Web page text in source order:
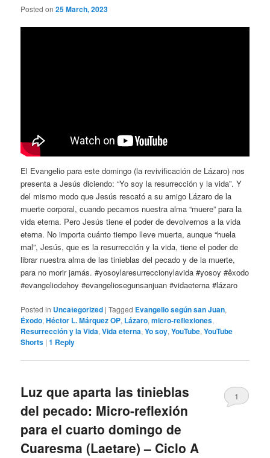
Posted on25 March, 2023
El Evangelio para este domingo (la revivificación de Lázaro) nos
presenta a Jesús diciendo: “Yo soy la resurrección y la vida”. Y
del mismo modo que Jesús rescató a su amigo Lázaro de la
muerte corporal, cuando pecamos nuestra alma “muere” para la
vida eterna. Pero Jesús tiene el poder de devolvernos a la vida
eterna. No importa cuánto tiempo lleve muerta, aunque “huela
mal”, Jesús, que es la resurrección y la vida, tiene el poder de
librar nuestra alma de las tinieblas del pecado y de la muerte,
para no morir jamás. #yosoylaresurreccionylavida #yosoy #êxodo
#evangeliodehoy #evangeliosegunsanjuan #vidaeterna #lázaro
Posted in Uncategorized |Tagged Evangelio según san Juan,
Éxodo,Héctor L. Márquez OP, Lázaro,micro-reflexiones,
Resurrección y la Vida,Vida eterna,Yo soy,YouTube,YouTube
Shorts |1 Reply
Luz que aparta las tinieblas
del pecado: Micro-reflexión
para el cuarto domingo de
Cuaresma (Laetare) – Ciclo A
1